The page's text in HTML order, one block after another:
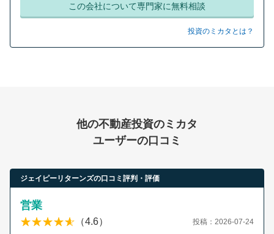
この会社について専門家に無料相談
投資のミカタとは？
他の不動産投資のミカタ
ユーザーの口コミ
ジェイピーリターンズの口コミ評判・評価
営業
（4.6） 投稿：2026-07-24